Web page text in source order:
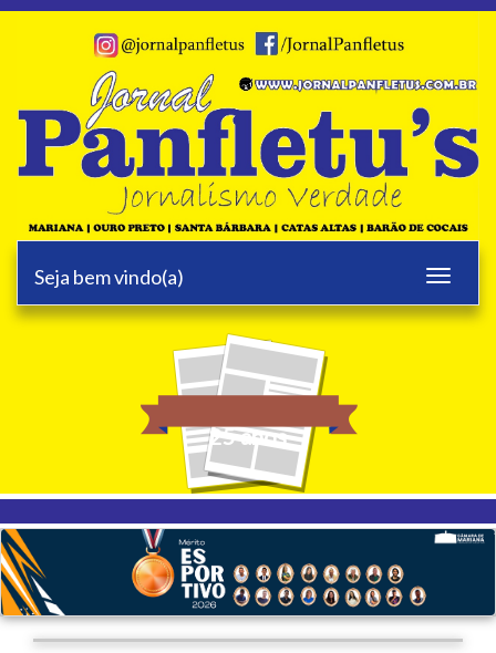
Toggle
Seja bem vindo(a)
25 anos